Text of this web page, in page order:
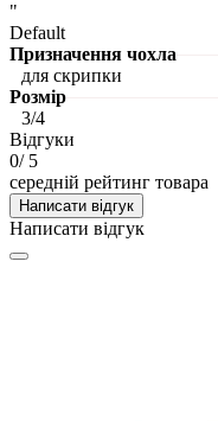
"
Default
Призначення чохла
для скрипки
Розмір
3/4
Відгуки
0/ 5
середній рейтинг товара
Написати відгук
Написати відгук